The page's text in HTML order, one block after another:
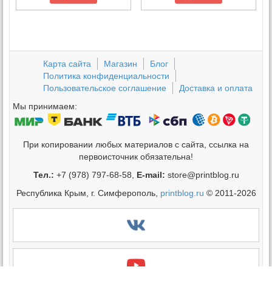
Карта сайта Магазин
Блог
Политика конфиденциальности
Пользовательское соглашение
Доставка и оплата
Мы принимаем:
При копировании любых материалов с сайта, ссылка на
первоисточник обязательна!
Тел.: +7 (978) 797-68-58, E-mail: store@printblog.ru
Республика Крым, г. Симферополь, printblog.ru © 2011-2026